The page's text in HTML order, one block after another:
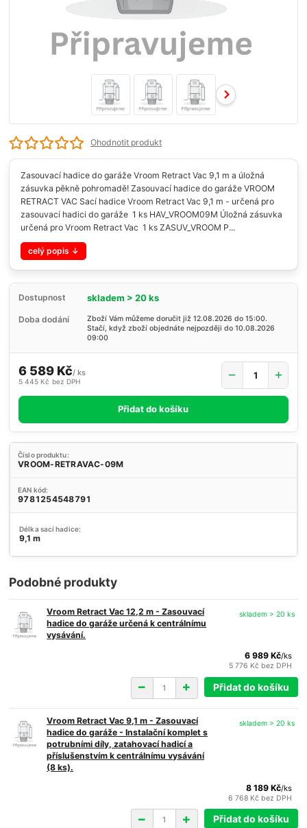
Ohodnotit produkt
Zasouvací hadice do garáže Vroom Retract Vac 9,1 m a úložná
zásuvka pěkně pohromadě! Zasouvací hadice do garáže VROOM
RETRACT VAC Sací hadice Vroom Retract Vac 9,1 m - určená pro
zasouvací hadici do garáže 1 ks HAV_VROOM09M Úložná zásuvka
určená pro Vroom Retract Vac 1 ks ZASUV_VROOM P...
celý popis
Dostupnost skladem > 20 ks
Doba dodání
Zboží Vám můžeme doručit již 12.08.2026 do 15:00.
Stačí, když zboží objednáte nejpozději do 10.08.2026
09:00
6 589 Kč/ ks
5 445 Kč bez DPH
Přidat do košíku
Číslo produktu:
VROOM-RETRAVAC-09M
EAN kód:
9781254548791
Délka sací hadice:
9,1 m
Podobné produkty
Vroom Retract Vac 12,2 m - Zasouvací
hadice do garáže určená k centrálnímu
vysávání.
6 989 Kč/ks
5 776 Kč bez DPH
skladem > 20 ks
Přidat do košíku
Vroom Retract Vac 9,1 m - Zasouvací
hadice do garáže - Instalační komplet s
potrubními díly, zatahovací hadicí a
příslušenstvím k centrálnímu vysávání
(8 ks).
8 189 Kč/ks
6 768 Kč bez DPH
skladem > 20 ks
Přidat do košíku